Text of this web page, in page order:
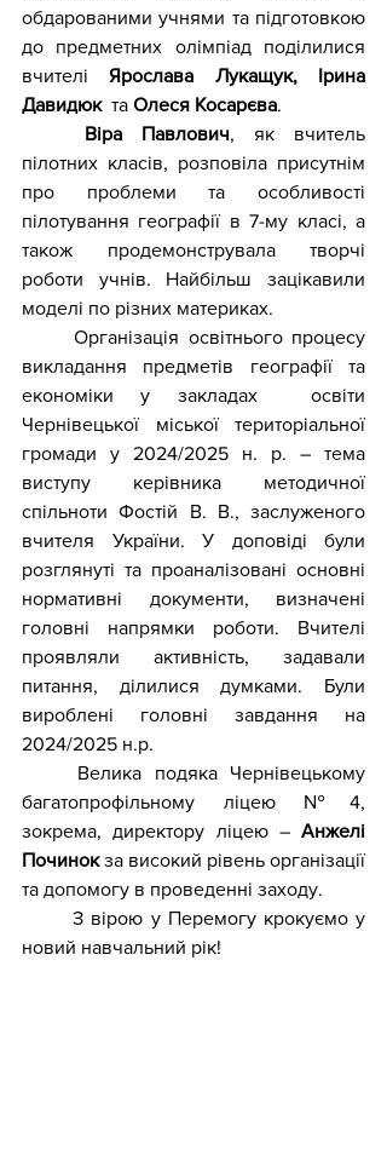
обдарованими учнями та підготовкою
до предметних олімпіад поділилися
вчителі Ярослава Лукащук, Ірина
Давидюк та Олеся Косарєва.
Віра Павлович, як вчитель
пілотних класів, розповіла присутнім
про проблеми та особливості
пілотування географії в 7-му класі, а
також продемонструвала творчі
роботи учнів. Найбільш зацікавили
моделі по різних материках.
	Організація освітнього процесу
викладання предметів географії та
економіки у закладах  освіти
Чернівецької міської територіальної
громади у 2024/2025 н. р. – тема
виступу керівника методичної
спільноти Фостій В. В., заслуженого
вчителя України. У доповіді були
розглянуті та проаналізовані основні
нормативні документи, визначені
головні напрямки роботи. Вчителі
проявляли активність, задавали
питання, ділилися думками. Були
вироблені головні завдання на
2024/2025 н.р.
	Велика подяка
Чернівецькому
багатопрофільному ліцею №4,
зокрема, директору ліцею – Анжелі
Починок за високий рівень організації
та допомогу в проведенні заходу.
	З вірою у Перемогу крокуємо у
новий навчальний рік!